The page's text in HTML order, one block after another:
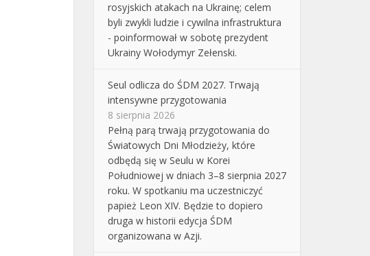
rosyjskich atakach na Ukrainę; celem
byli zwykli ludzie i cywilna infrastruktura
- poinformował w sobotę prezydent
Ukrainy Wołodymyr Zełenski.
Seul odlicza do ŚDM 2027. Trwają
intensywne przygotowania
8 sierpnia 2026
Pełną parą trwają przygotowania do
Światowych Dni Młodzieży, które
odbędą się w Seulu w Korei
Południowej w dniach 3–8 sierpnia 2027
roku. W spotkaniu ma uczestniczyć
papież Leon XIV. Będzie to dopiero
druga w historii edycja ŚDM
organizowana w Azji.